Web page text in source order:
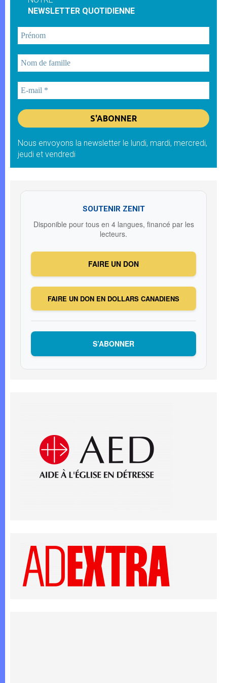
NEWSLETTER QUOTIDIENNE
Nous envoyons la newsletter le lundi, mardi, mercredi,
jeudi et vendredi
SOUTENIR ZENIT
Disponible pour tous en 4 langues, financé par les
lecteurs.
FAIRE UN DON
FAIRE UN DON EN DOLLARS CANADIENS
S’ABONNER